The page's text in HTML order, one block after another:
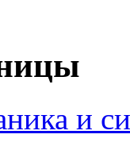
и